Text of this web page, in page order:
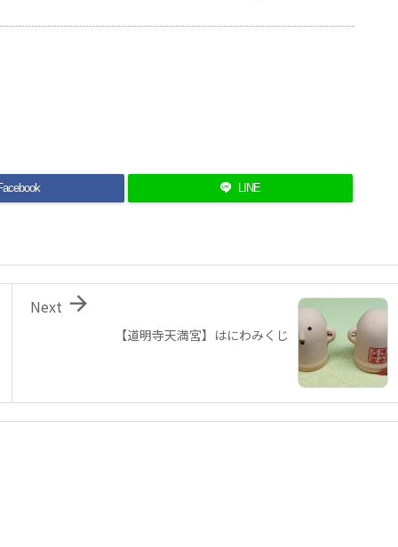
LINE
【道明寺天満宮】はにわみくじ

Next